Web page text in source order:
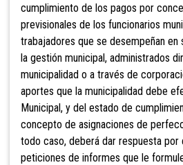
cumplimiento de los pagos por
previsionales de los funcionarios
trabajadores que se desempeñan
la gestión municipal, administrados
municipalidad o a través de
aportes que la municipalidad debe
Municipal, y del estado de
concepto de asignaciones de
todo caso, deberá dar respuesta por
peticiones de informes que le